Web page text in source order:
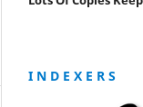
I N D E X E R S